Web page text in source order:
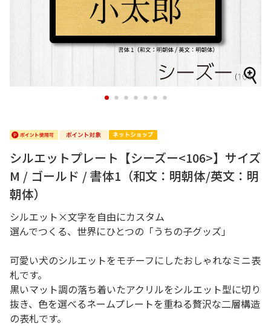
1 2 3 4 5 6 7
シルエットプレート【シーズー<106>】サイズ
M / ゴールド / 書体1（和文：明朝体/英文：明
朝体）
シルエット×文字を自由にカスタム
選んでつくる、世界にひとつの「うちの子グッズ」
可愛い犬のシルエットをモチーフにしたおしゃれなミニ表
札です。
黒いマット調の落ち着いたアクリルをシルエット型に切り
抜き、色を選べるネームプレートを重ねる贅沢な二層構造
の表札です。